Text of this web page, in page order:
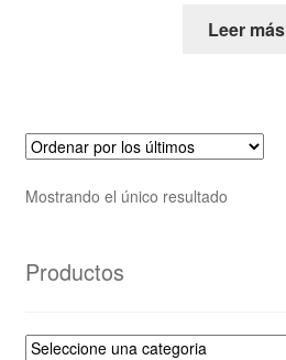
Leer más
Mostrando el único resultado
Productos